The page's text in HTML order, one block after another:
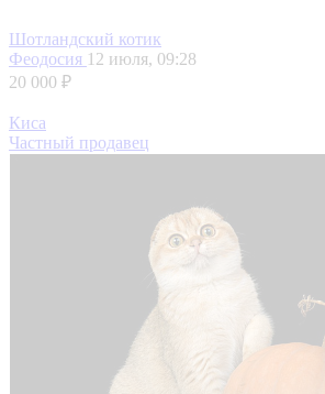
Шотландский котик
Феодосия 12 июля, 09:28
20 000 ₽
Киса
Частный продавец